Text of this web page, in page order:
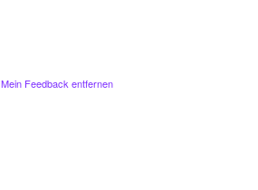
Mein Feedback entfernen